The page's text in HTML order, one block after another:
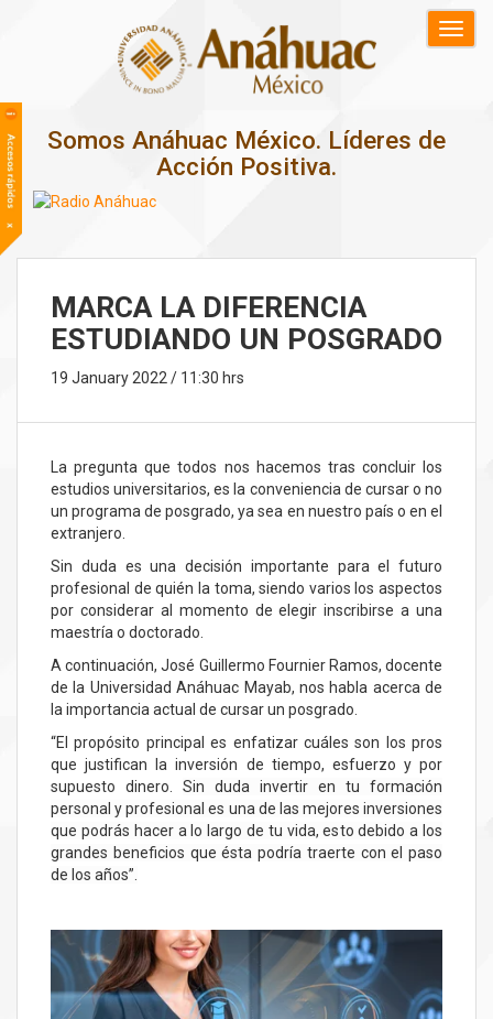
Somos Anáhuac México. Líderes de
Acción Positiva.
MARCA LA DIFERENCIA
ESTUDIANDO UN POSGRADO
19 January 2022 / 11:30 hrs
La pregunta que todos nos hacemos tras concluir los
estudios universitarios, es la conveniencia de cursar o no
un programa de posgrado, ya sea en nuestro país o en el
extranjero.
Sin duda es una decisión importante para el futuro
profesional de quién la toma, siendo varios los aspectos
por considerar al momento de elegir inscribirse a una
maestría o doctorado.
A continuación, José Guillermo Fournier Ramos, docente
de la Universidad Anáhuac Mayab, nos habla acerca de
la importancia actual de cursar un posgrado.
“El propósito principal es enfatizar cuáles son los pros
que justifican la inversión de tiempo, esfuerzo y por
supuesto dinero. Sin duda invertir en tu formación
personal y profesional es una de las mejores inversiones
que podrás hacer a lo largo de tu vida, esto debido a los
grandes beneficios que ésta podría traerte con el paso
de los años”.